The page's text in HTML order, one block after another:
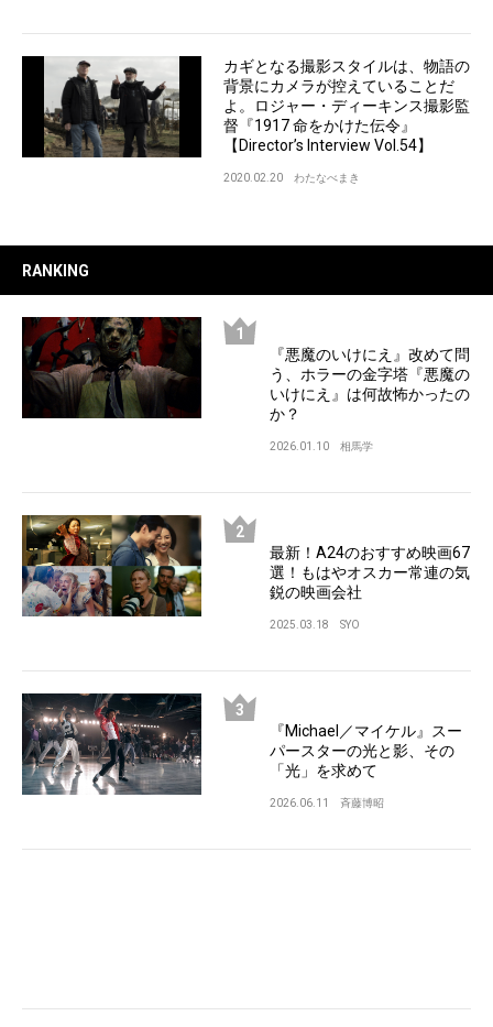
カギとなる撮影スタイルは、物語の
背景にカメラが控えていることだ
よ。ロジャー・ディーキンス撮影監
督『1917 命をかけた伝令』
【Director’s Interview Vol.54】
2020.02.20 わたなべまき
RANKING
『悪魔のいけにえ』改めて問
う、ホラーの金字塔『悪魔の
いけにえ』は何故怖かったの
か？
2026.01.10 相馬学
最新！A24のおすすめ映画67
選！もはやオスカー常連の気
鋭の映画会社
2025.03.18 SYO
『Michael／マイケル』スー
パースターの光と影、その
「光」を求めて
2026.06.11 斉藤博昭